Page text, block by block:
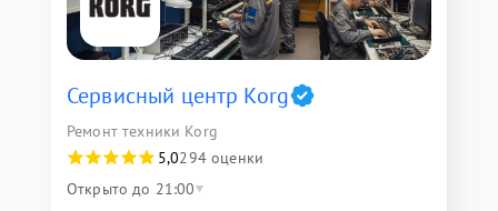
Сервисный центр Korg
Ремонт техники Korg
5,0294 оценки
Открыто до 21:00